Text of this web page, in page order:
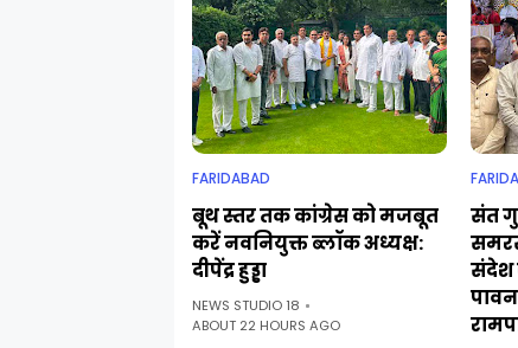
FARIDABAD
बूथ स्तर तक कांग्रेस को मजबूत
करें नवनियुक्त ब्लॉक अध्यक्ष:
दीपेंद्र हुड्डा
NEWS STUDIO 18
ABOUT 22 HOURS AGO
संत
संदेश